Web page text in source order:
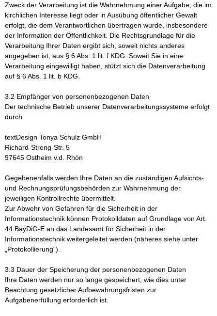
Zweck der Verarbeitung ist die Wahrnehmung einer Aufgabe, die im
kirchlichen Interesse liegt oder in Ausübung öffentlicher Gewalt
erfolgt, die dem Verantwortlichen übertragen wurde, insbesondere
der Information der Öffentlichkeit. Die Rechtsgrundlage für die
Verarbeitung Ihrer Daten ergibt sich, soweit nichts anderes
angegeben ist, aus § 6 Abs. 1 lit. f KDG. Soweit Sie in eine
Verarbeitung eingewilligt haben, stützt sich die Datenverarbeitung
auf § 6 Abs. 1 lit. b KDG.
3.2 Empfänger von personenbezogenen Daten
Der technische Betrieb unserer Datenverarbeitungssysteme erfolgt
durch
textDesign Tonya Schulz GmbH
Richard-Streng-Str. 5
97645 Ostheim v.d. Rhön
Gegebenenfalls werden Ihre Daten an die zuständigen Aufsichts-
und Rechnungsprüfungsbehörden zur Wahrnehmung der
jeweiligen Kontrollrechte übermittelt.
Zur Abwehr von Gefahren für die Sicherheit in der
Informationstechnik können Protokolldaten auf Grundlage von Art.
44 BayDiG-E an das Landesamt für Sicherheit in der
Informationstechnik weitergeleitet werden (näheres siehe unter
„Protokollierung“).
3.3 Dauer der Speicherung der personenbezogenen Daten
Ihre Daten werden nur so lange gespeichert, wie dies unter
Beachtung gesetzlicher Aufbewahrungsfristen zur
Aufgabenerfüllung erforderlich ist.